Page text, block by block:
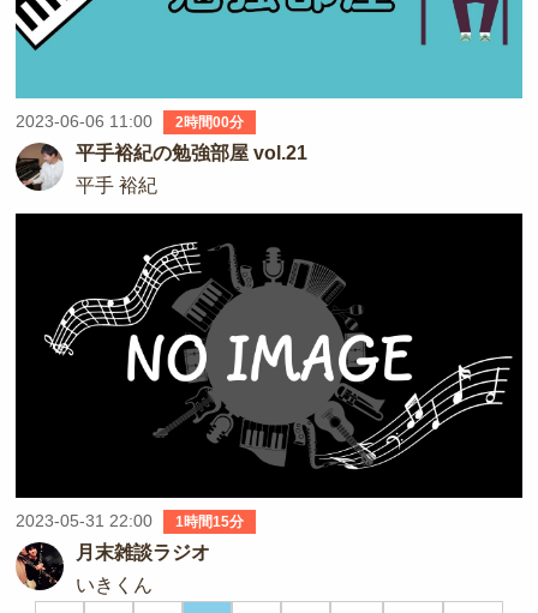
2023-06-06 11:00 2時間00分
平手裕紀の勉強部屋 vol.21
平手 裕紀
2023-05-31 22:00 1時間15分
月末雑談ラジオ
いきくん